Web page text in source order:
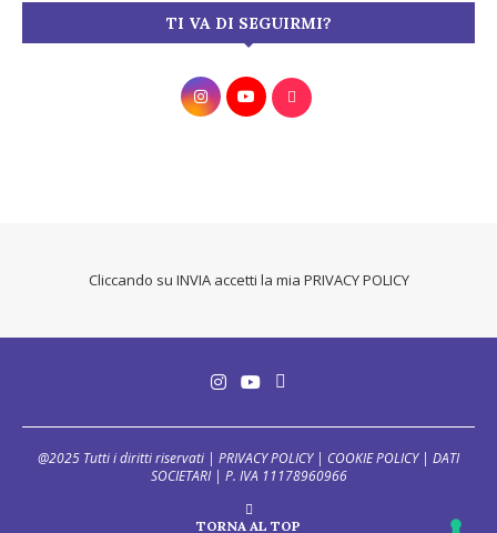
TI VA DI SEGUIRMI?
Cliccando su INVIA accetti la mia PRIVACY POLICY
@2025 Tutti i diritti riservati | PRIVACY POLICY| COOKIE POLICY| DATI
SOCIETARI| P. IVA 11178960966
TORNA AL TOP